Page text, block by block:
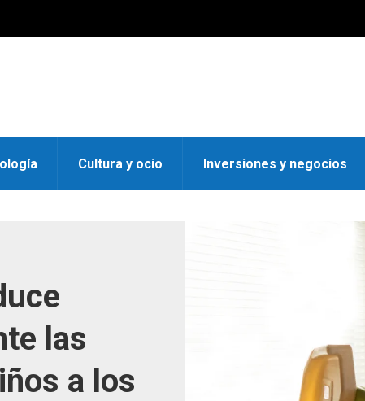
Cultura y ocio Inversiones y negocios
las
a los